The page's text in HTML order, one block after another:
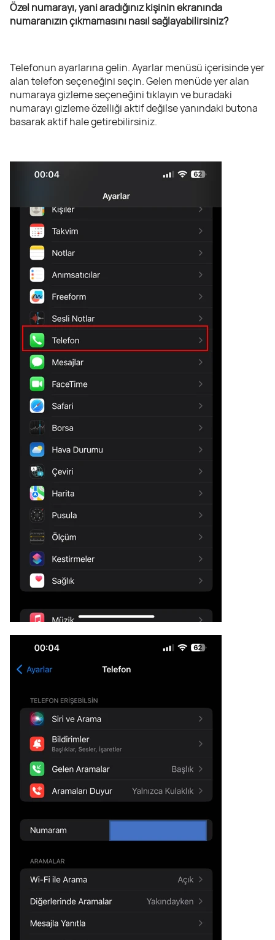
Özel numarayı, yani aradığınız kişinin ekranında
numaranızın çıkmamasını nasıl sağlayabilirsiniz?
Telefonun ayarlarına gelin. Ayarlar menüsü içerisinde yer
alan telefon seçeneğini seçin. Gelen menüde yer alan
numaraya gizleme seçeneğini tıklayın ve buradaki
numarayı gizleme özelliği aktif değilse yanındaki butona
basarak aktif hale getirebilirsiniz.